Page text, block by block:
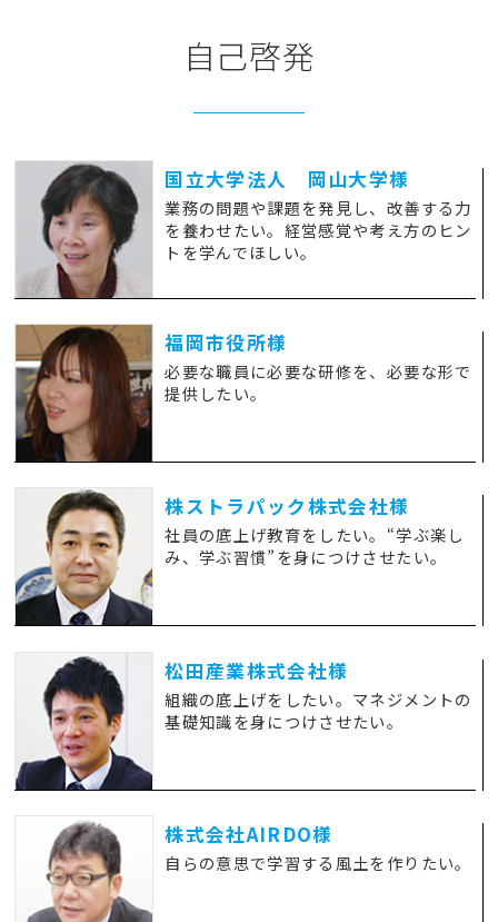
自己啓発
国立大学法人 岡山大学様
業務の問題や課題を発見し、改善する力
を養わせたい。経営感覚や考え方のヒン
トを学んでほしい。
福岡市役所様
必要な職員に必要な研修を、必要な形で
提供したい。
株ストラパック株式会社様
社員の底上げ教育をしたい。“学ぶ楽し
み、学ぶ習慣”を身につけさせたい。
松田産業株式会社様
組織の底上げをしたい。マネジメントの
基礎知識を身につけさせたい。
株式会社AIRDO様
自らの意思で学習する風土を作りたい。